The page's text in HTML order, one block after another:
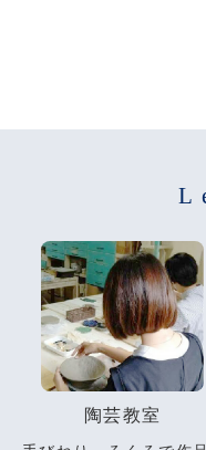
陶芸教室